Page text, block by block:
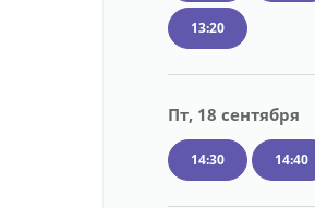
13:20
Пт, 18 сентября
14:30 14:40